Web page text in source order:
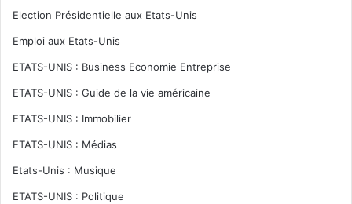
Election Présidentielle aux Etats-Unis
Emploi aux Etats-Unis
ETATS-UNIS : Business Economie Entreprise
ETATS-UNIS : Guide de la vie américaine
ETATS-UNIS : Immobilier
ETATS-UNIS : Médias
Etats-Unis : Musique
ETATS-UNIS : Politique